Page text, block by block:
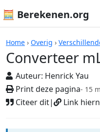
🧮 Berekenen.org
Home › Overig ›
Converteer
Auteur: Henrick Yau
Print deze pagina- 15
Citeer dit| Link
Rekenmachines